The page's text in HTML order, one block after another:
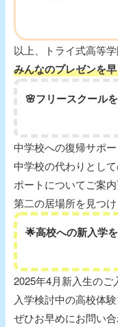
以上、トライ式高等
みんなのプレゼンを
🌸フリースクール
中学校への復帰サポー
中学校の代わりとし
ポートについてご案内
第二の居場所を見つ
🌟高校への新入学
2025年4月新入生のご
入学検討中の高校体
ぜひお早めにお問い